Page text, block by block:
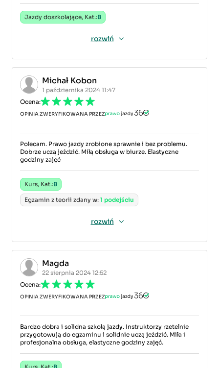
Jazdy doszkolające, Kat.:B
rozwiń
Michał Kobon
1 października 2024 11:47
Ocena:
OPINIA ZWERYFIKOWANA PRZEZ
Polecam. Prawo jazdy zrobione sprawnie i bez problemu.
Dobrze uczą jeździć. Miłą obsługa w biurze. Elastyczne
godziny zajęć
Kurs, Kat.:B
Egzamin z teorii zdany w: 1 podejściu
rozwiń
Magda
22 sierpnia 2024 12:52
Ocena:
OPINIA ZWERYFIKOWANA PRZEZ
Bardzo dobra i solidna szkołą jazdy. Instruktorzy rzetelnie
przygotowują do egzaminu i solidnie uczą jeździć. Miła i
profesjonalna obsługa, elastyczne godziny zajęć.